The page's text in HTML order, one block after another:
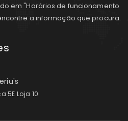
em "Horários de funcionamento
a informação que procura
5E Loja 10